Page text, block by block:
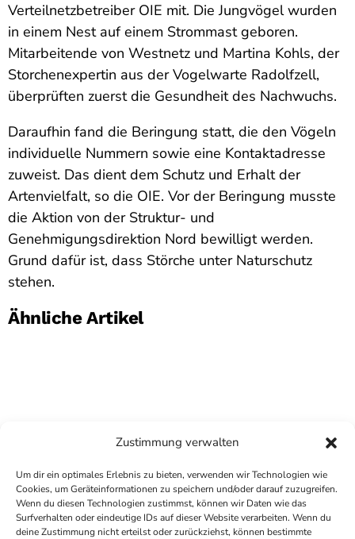
Zustimmung verwalten
Um dir ein optimales Erlebnis zu bieten, verwenden wir Technologien wie
Cookies, um Geräteinformationen zu speichern und/oder darauf zuzugreifen.
Wenn du diesen Technologien zustimmst, können wir Daten wie das
Surfverhalten oder eindeutige IDs auf dieser Website verarbeiten. Wenn du
deine Zustimmung nicht erteilst oder zurückziehst, können bestimmte
Verteilnetzbetreiber OIE mit. Die Jungvögel wurden
in einem Nest auf einem Strommast geboren.
Mitarbeitende von Westnetz und Martina Kohls, der
Storchenexpertin aus der Vogelwarte Radolfzell,
überprüften zuerst die Gesundheit des Nachwuchs.
Daraufhin fand die Beringung statt, die den Vögeln
individuelle Nummern sowie eine Kontaktadresse
zuweist. Das dient dem Schutz und Erhalt der
Artenvielfalt, so die OIE. Vor der Beringung musste
die Aktion von der Struktur- und
Genehmigungsdirektion Nord bewilligt werden.
Grund dafür ist, dass Störche unter Naturschutz
stehen.
Ähnliche Artikel